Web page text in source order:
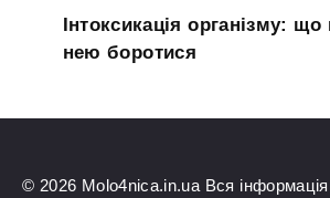
Інтоксикація організму: що
нею боротися
© 2026 Molo4nica.in.ua Вся інформація